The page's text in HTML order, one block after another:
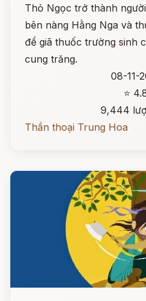
Thỏ Ngọc trở thành
bên nàng Hằng Nga và
để giã thuốc trường sinh
cung trăng.
08-11-
⭐
9,444
Thần thoại Trung Hoa